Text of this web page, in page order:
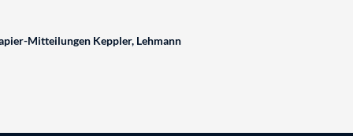
Mitteilungen Keppler, Lehmann